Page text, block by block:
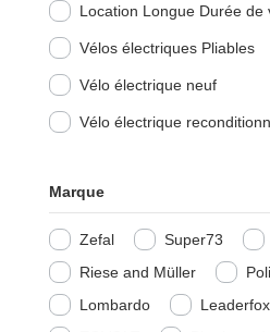
Location Longue Durée de
Vélos électriques Pliables
Vélo électrique neuf
Vélo électrique
Marque
Zefal Super73
Riese and Müller
Lombardo
Leaderfox